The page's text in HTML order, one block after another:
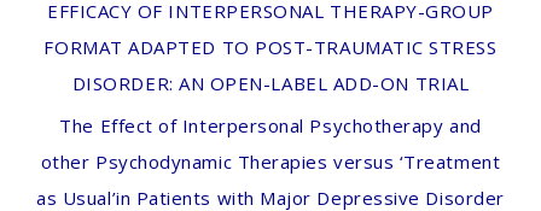
EFFICACY OF INTERPERSONAL THERAPY-GROUP
FORMAT ADAPTED TO POST-TRAUMATIC STRESS
DISORDER: AN OPEN-LABEL ADD-ON TRIAL
The Effect of Interpersonal Psychotherapy and
other Psychodynamic Therapies versus ‘Treatment
as Usual’in Patients with Major Depressive Disorder